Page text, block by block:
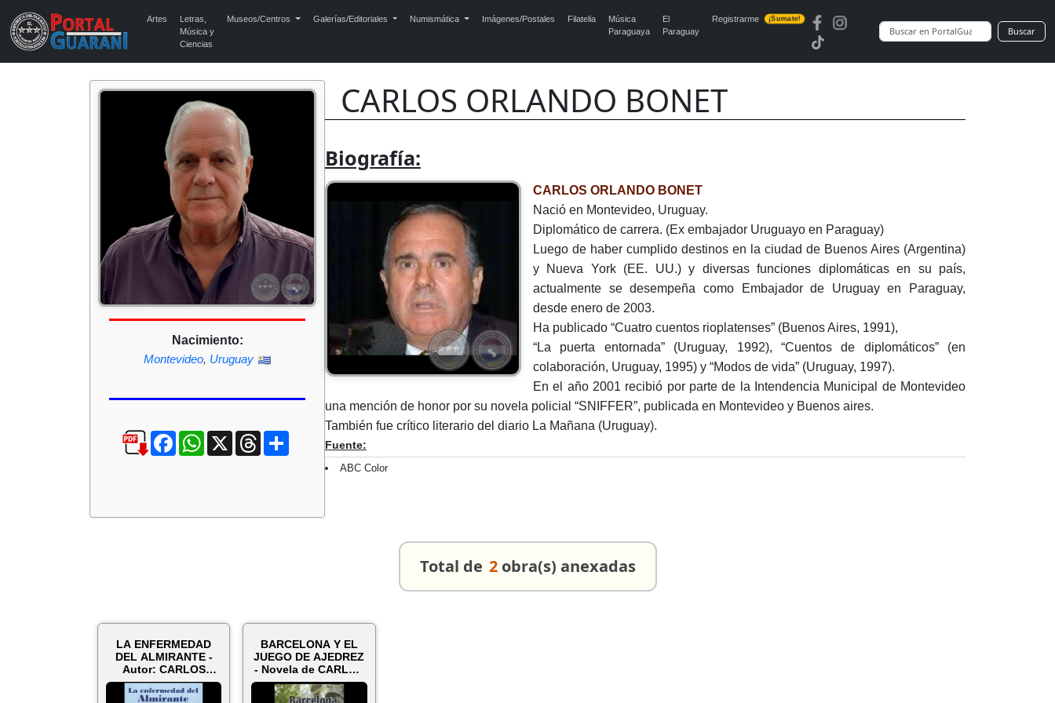
Artes
Letras,
Música y
Ciencias
Museos/Centros Galerías/Editoriales Numismática Imágenes/Postales Filatelia
Música
Paraguaya
El
Paraguay
Registrarme ¡Sumate!
Buscar
CARLOS ORLANDO BONET
Nacimiento:
Montevideo, Uruguay
FacebookWhatsApp
X ThreadsCompartir
Biografía:
CARLOS ORLANDO BONET
Nació en Montevideo, Uruguay.
Diplomático de carrera. (Ex embajador Uruguayo en Paraguay)
Luego de haber cumplido destinos en la ciudad de Buenos Aires (Argentina)
y Nueva York (EE. UU.) y diversas funciones diplomáticas en su país,
actualmente se desempeña como Embajador de Uruguay en Paraguay,
desde enero de 2003.
Ha publicado “Cuatro cuentos rioplatenses” (Buenos Aires, 1991),
“La puerta entornada” (Uruguay, 1992), “Cuentos de diplomáticos” (en
colaboración, Uruguay, 1995) y “Modos de vida” (Uruguay, 1997).
En el año 2001 recibió por parte de la Intendencia Municipal de Montevideo
una mención de honor por su novela policial “SNIFFER”, publicada en Montevideo y Buenos aires.
También fue crítico literario del diario La Mañana (Uruguay).
Fuente:
ABC Color
Total de 2 obra(s) anexadas
LA ENFERMEDAD
DEL ALMIRANTE -
Autor: CARLOS
ORLANDO BONET -
Año 2...
BARCELONA Y EL
JUEGO DE AJEDREZ
- Novela de CARLOS
ORLANDO BONET